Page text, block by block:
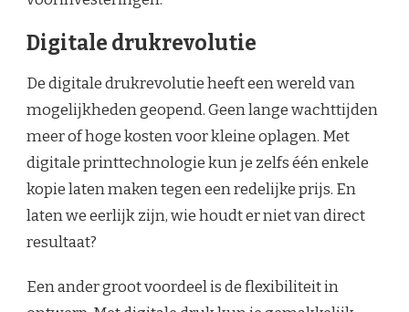
Digitale drukrevolutie
De digitale drukrevolutie heeft een wereld van
mogelijkheden geopend. Geen lange wachttijden
meer of hoge kosten voor kleine oplagen. Met
digitale printtechnologie kun je zelfs één enkele
kopie laten maken tegen een redelijke prijs. En
laten we eerlijk zijn, wie houdt er niet van direct
resultaat?
Een ander groot voordeel is de flexibiliteit in